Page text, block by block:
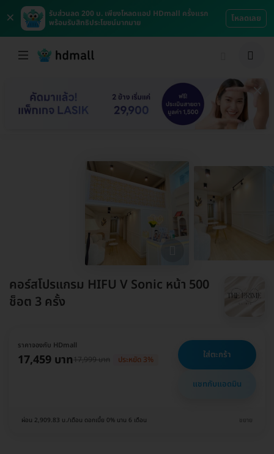
×
รับส่วนลด 200 บ. เพียงโหลดแอป HDmall ครั้งแรก
พร้อมรับสิทธิประโยชน์มากมาย
โหลดเลย
คอร์สโปรแกรม HIFU V Sonic หน้า 500
ช็อต 3 ครั้ง
ราคาจองกับ HDmall
17,459 บาท17,999 บาท ประหยัด 3% ใส่ตะกร้า
แชทกับแอดมิน
ผ่อน 2,909.83 บ./เดือน ดอกเบี้ย 0% นาน 6 เดือน ขยาย